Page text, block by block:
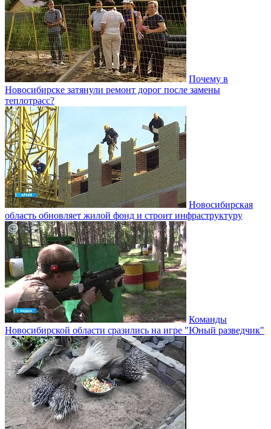
Почему в
Новосибирске затянули ремонт дорог после замены
теплотрасс?
Новосибирская
область обновляет жилой фонд и строит инфраструктуру
Команды
Новосибирской области сразились на игре "Юный разведчик"